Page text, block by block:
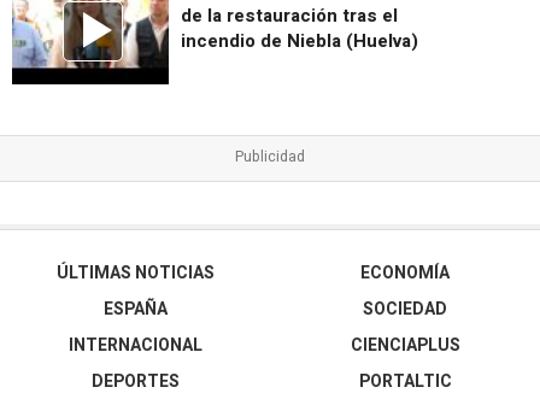
de la restauración tras el
incendio de Niebla (Huelva)
ÚLTIMAS NOTICIAS
ESPAÑA
INTERNACIONAL
DEPORTES
ECONOMÍA
SOCIEDAD
CIENCIAPLUS
PORTALTIC